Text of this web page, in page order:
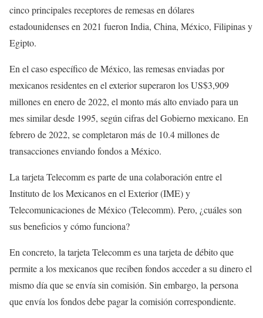
cinco principales receptores de remesas en dólares
estadounidenses en 2021 fueron India, China, México, Filipinas y
Egipto.
En el caso específico de México, las remesas enviadas por
mexicanos residentes en el exterior superaron los US$3,909
millones en enero de 2022, el monto más alto enviado para un
mes similar desde 1995, según cifras del Gobierno mexicano. En
febrero de 2022, se completaron más de 10.4 millones de
transacciones enviando fondos a México.
La tarjeta Telecomm es parte de una colaboración entre el
Instituto de los Mexicanos en el Exterior (IME) y
Telecomunicaciones de México (Telecomm). Pero, ¿cuáles son
sus beneficios y cómo funciona?
En concreto, la tarjeta Telecomm es una tarjeta de débito que
permite a los mexicanos que reciben fondos acceder a su dinero el
mismo día que se envía sin comisión. Sin embargo, la persona
que envía los fondos debe pagar la comisión correspondiente.